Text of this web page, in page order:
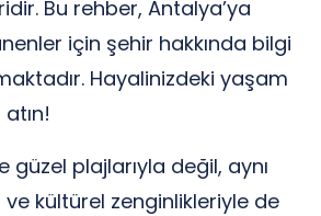
Bu rehber, Antalya’ya
için şehir hakkında bilgi
Hayalinizdeki yaşam
atın!
plajlarıyla değil, aynı
kültürel zenginlikleriyle de